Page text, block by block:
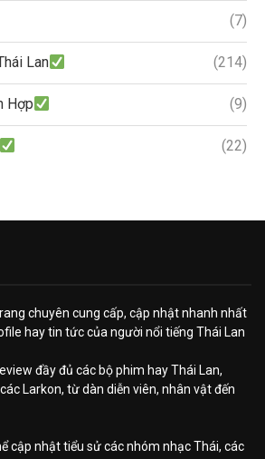
(7)
Lan (214)
Hợp (9)
(22)
chuyên cung cấp, cập nhật nhanh nhất
hay tin tức của người nổi tiếng Thái Lan
đầy đủ các bộ phim hay Thái Lan,
Larkon, từ dàn diễn viên, nhân vật đến
cập nhật tiểu sử các nhóm nhạc Thái, các